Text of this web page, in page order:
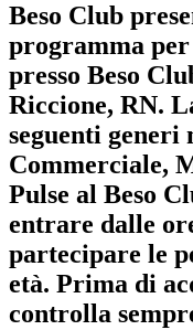
Beso Club
programma per
presso Beso
Riccione, RN.
seguenti generi
Commerciale,
Pulse al Beso
entrare dalle
partecipare le
età. Prima di
controlla